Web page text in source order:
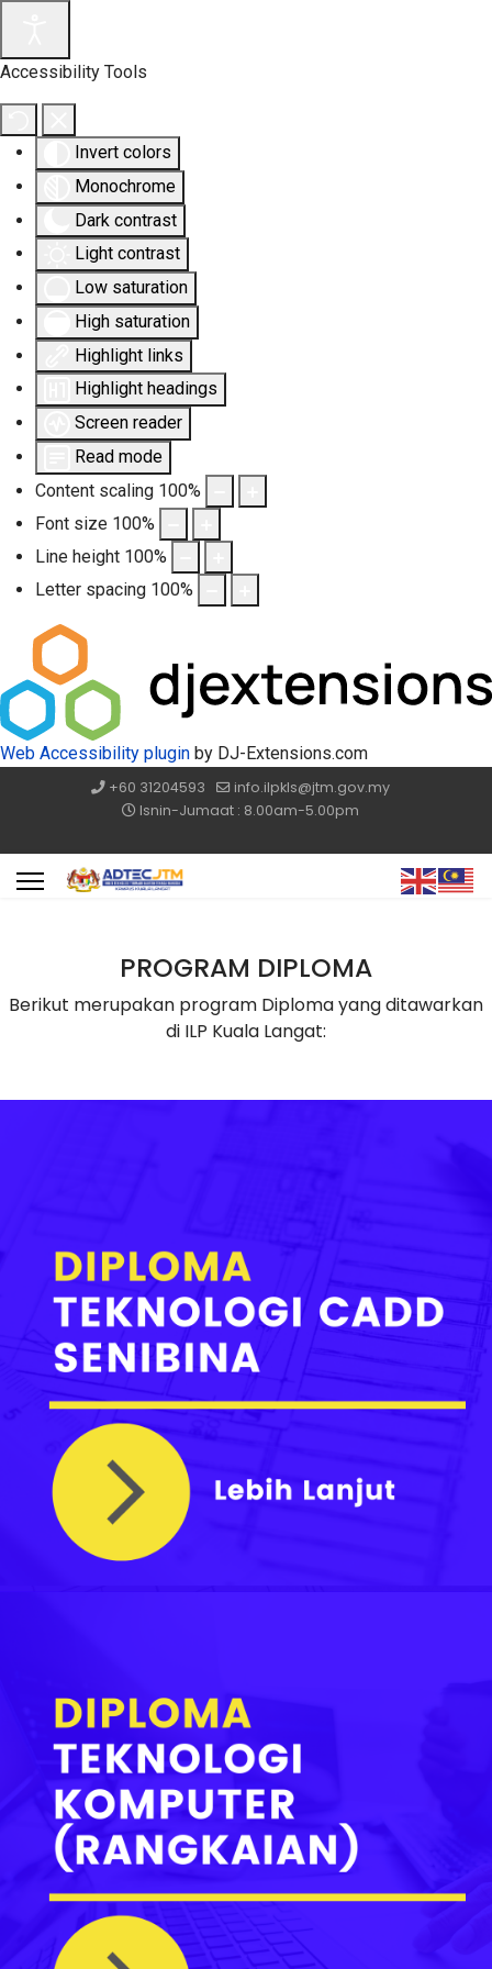
Accessibility Tools
Invert colors
Monochrome
Dark contrast
Light contrast
Low saturation
High saturation
Highlight links
Highlight headings
Screen reader
Read mode
Content scaling 100%
Font size 100%
Line height 100%
Letter spacing 100%
Web Accessibility plugin by DJ-Extensions.com
+60 31204593
info.ilpkls@jtm.gov.my
Isnin-Jumaat : 8.00am-5.00pm
PROGRAM DIPLOMA
Berikut merupakan program Diploma yang ditawarkan
di ILP Kuala Langat: